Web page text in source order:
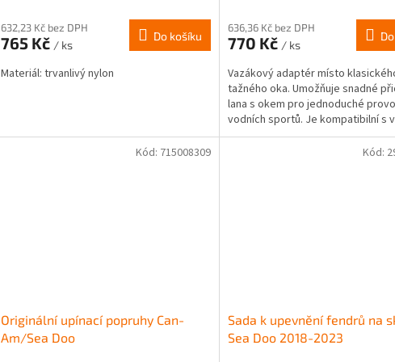
632,23 Kč bez DPH
765 Kč / ks
Do košíku
Materiál: trvanlivý nylon
636,36 Kč bez DPH
770 Kč / ks
Vazákový adaptér místo
tažného oka. Umožňuje snadné
lana s okem pro jednoduché
vodních sportů. Je kompatibilní s
skútry Sea-Doo...
Originální upínací popruhy Can-
Am/Sea Doo
Kód: 715008309
Sada k upevnění fendrů na
Sea Doo 2018-2023
Kód: